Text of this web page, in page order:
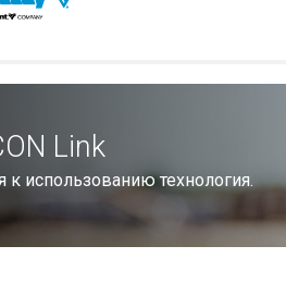
Link
к использованию технология.